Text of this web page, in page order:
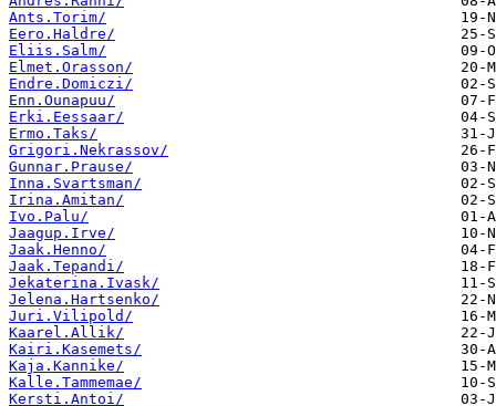
Ants.Torim/
Eero.Haldre/
Eliis.Salm/
Elmet.Orasson/
Endre.Domiczi/
Enn.Ounapuu/
Erki.Eessaar/
Ermo.Taks/
Grigori.Nekrassov/
Gunnar.Prause/
Inna.Svartsman/
Irina.Amitan/
Ivo.Palu/
Jaagup.Irve/
Jaak.Henno/
Jaak.Tepandi/
Jekaterina.Ivask/
Jelena.Hartsenko/
Juri.Vilipold/
Kaarel.Allik/
Kairi.Kasemets/
Kaja.Kannike/
Kalle.Tammemae/
Kersti.Antoi/